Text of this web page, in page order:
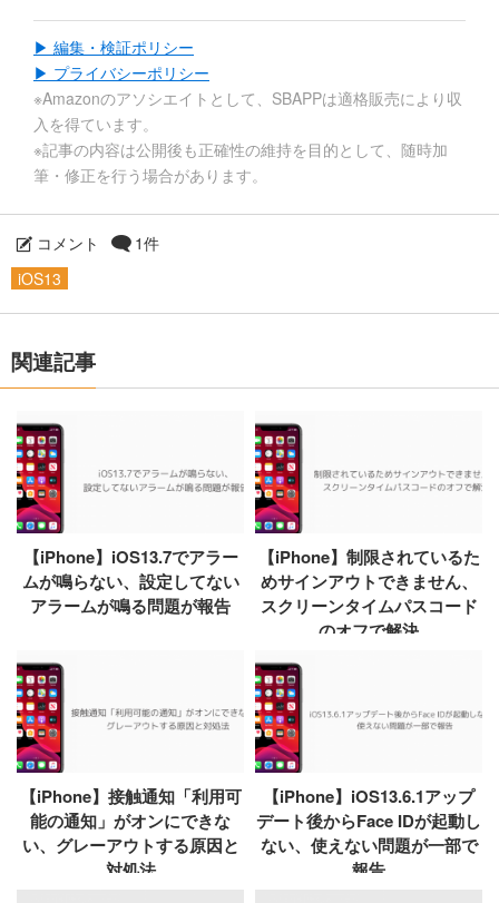
▶ 編集・検証ポリシー
▶ プライバシーポリシー
※Amazonのアソシエイトとして、SBAPPは適格販売により収
入を得ています。
※記事の内容は公開後も正確性の維持を目的として、随時加
筆・修正を行う場合があります。
コメント
1件
iOS13
関連記事
【iPhone】iOS13.7でアラー
ムが鳴らない、設定してない
アラームが鳴る問題が報告
【iPhone】制限されているた
めサインアウトできません、
スクリーンタイムパスコード
のオフで解決
【iPhone】接触通知「利用可
能の通知」がオンにできな
い、グレーアウトする原因と
対処法
【iPhone】iOS13.6.1アップ
デート後からFace IDが起動し
ない、使えない問題が一部で
報告